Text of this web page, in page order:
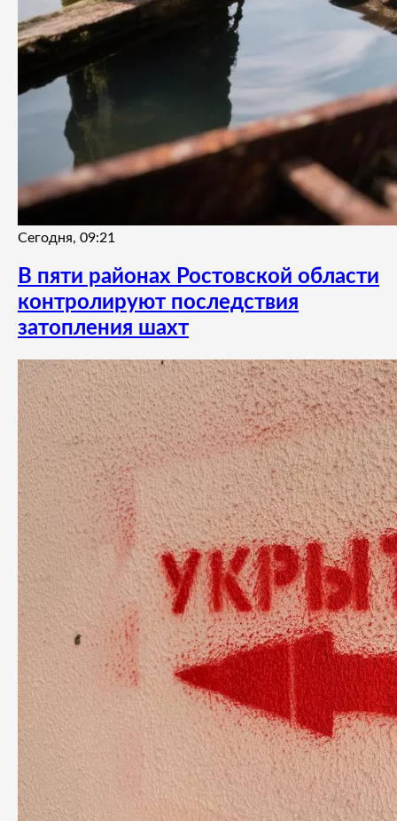
Сегодня, 09:21
В пяти районах Ростовской области
контролируют последствия
затопления шахт